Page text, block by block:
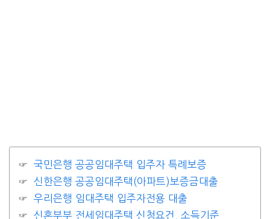
국민은행 공공임대주택 입주자 특례보증
신한은행 공공임대주택(아파트)보증금대출
우리은행 임대주택 입주자전용 대출
신혼부부 전세임대주택 신청요건, 소득기준